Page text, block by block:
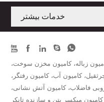
خدمات بیشتر
    
زباله، کامیون مخزن سوخت،
کامیون آب، کامیون رفتگر،
فاضلاب، کامیون آتش نشانی،